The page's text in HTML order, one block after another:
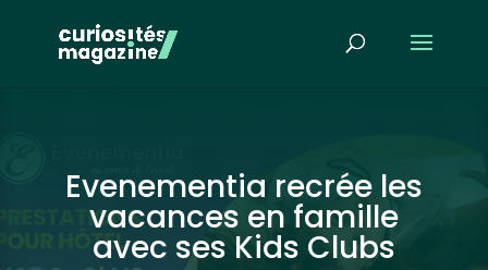
Evenementia recrée les
vacances en famille
avec ses Kids Clubs